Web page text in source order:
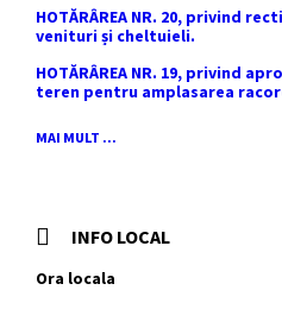
HOTĂRÂREA NR. 20, privind
venituri și cheltuieli.
HOTĂRÂREA NR. 19, privind
teren pentru amplasarea
comuna Sutești.
MAI MULT ...
INFO LOCAL
Ora locala